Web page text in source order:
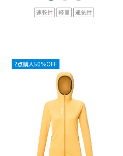
速乾性 軽量 通気性
SALE
2点購入50％OFF